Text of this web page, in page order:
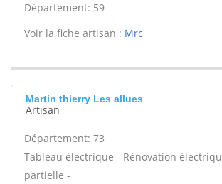
Département: 59
Voir la fiche artisan : Mrc
Martin thierry Les allues
Artisan
Département: 73
Tableau électrique - Rénovation
partielle -